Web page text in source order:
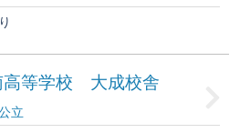
高等学校 大成校舎
立